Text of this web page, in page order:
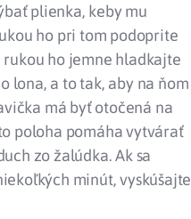
plienka, keby mu
ho pri tom podoprite
ho jemne hladkajte
lona, a to tak, aby na ňom
má byť otočená na
poloha pomáha vytvárať
zo žalúdka. Ak sa
minút, vyskúšajte